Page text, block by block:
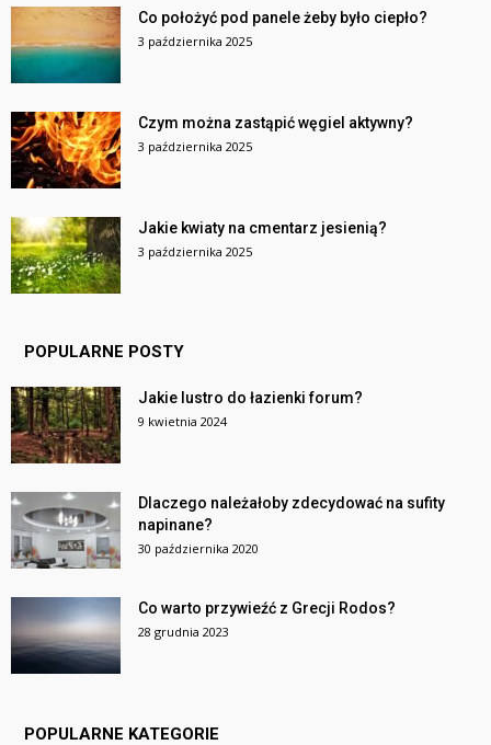
Co położyć pod panele żeby było ciepło?
3 października 2025
Czym można zastąpić węgiel aktywny?
3 października 2025
Jakie kwiaty na cmentarz jesienią?
3 października 2025
POPULARNE POSTY
Jakie lustro do łazienki forum?
9 kwietnia 2024
Dlaczego należałoby zdecydować na sufity
napinane?
30 października 2020
Co warto przywieźć z Grecji Rodos?
28 grudnia 2023
POPULARNE KATEGORIE